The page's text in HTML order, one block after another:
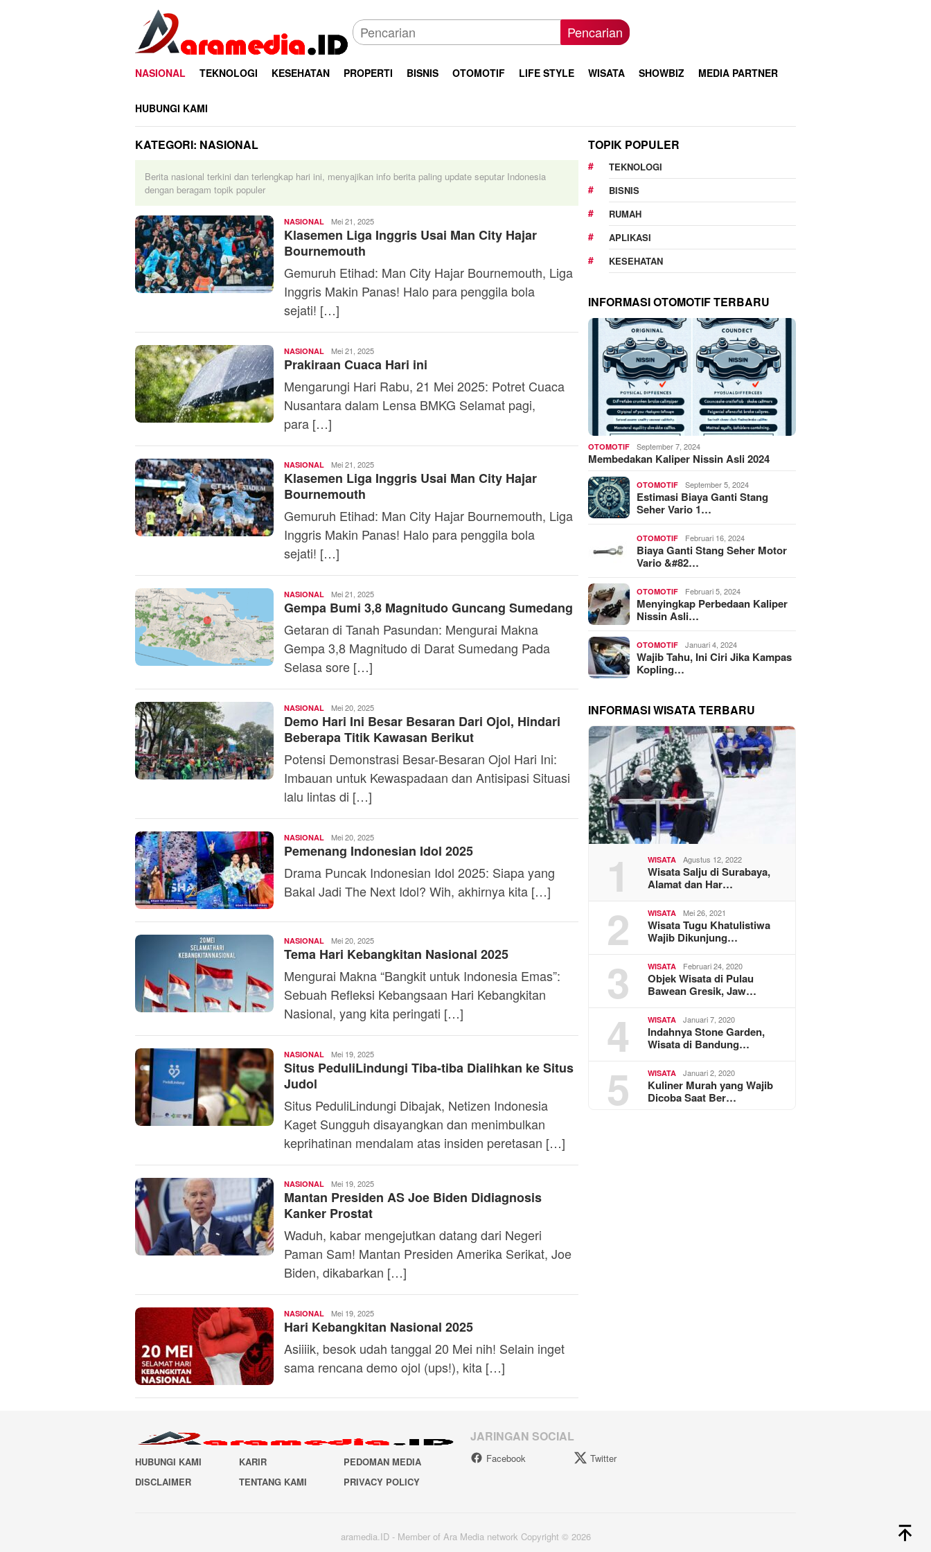
Pencarian
NASIONAL TEKNOLOGI KESEHATAN PROPERTI BISNIS OTOMOTIF LIFE STYLE WISATA SHOWBIZ MEDIA PARTNER
HUBUNGI KAMI
KATEGORI: NASIONAL
Berita nasional terkini dan terlengkap hari ini, menyajikan info berita paling update seputar Indonesia
dengan beragam topik populer
NASIONAL Firdhia
Azzahra
Mei 21, 2025
Klasemen Liga Inggris Usai Man City Hajar
Bournemouth
Gemuruh Etihad: Man City Hajar Bournemouth, Liga
Inggris Makin Panas! Halo para penggila bola
sejati! […]
NASIONAL Firdhia
Azzahra
Mei 21, 2025
Prakiraan Cuaca Hari ini
Mengarungi Hari Rabu, 21 Mei 2025: Potret Cuaca
Nusantara dalam Lensa BMKG Selamat pagi,
para […]
NASIONAL Firdhia
Azzahra
Mei 21, 2025
Klasemen Liga Inggris Usai Man City Hajar
Bournemouth
Gemuruh Etihad: Man City Hajar Bournemouth, Liga
Inggris Makin Panas! Halo para penggila bola
sejati! […]
NASIONAL Firdhia
Azzahra
Mei 21, 2025
Gempa Bumi 3,8 Magnitudo Guncang Sumedang
Getaran di Tanah Pasundan: Mengurai Makna
Gempa 3,8 Magnitudo di Darat Sumedang Pada
Selasa sore […]
NASIONAL Firdhia
Azzahra
Mei 20, 2025
Demo Hari Ini Besar Besaran Dari Ojol, Hindari
Beberapa Titik Kawasan Berikut
Potensi Demonstrasi Besar-Besaran Ojol Hari Ini:
Imbauan untuk Kewaspadaan dan Antisipasi Situasi
lalu lintas di […]
NASIONAL Firdhia
Azzahra
Mei 20, 2025
Pemenang Indonesian Idol 2025
Drama Puncak Indonesian Idol 2025: Siapa yang
Bakal Jadi The Next Idol? Wih, akhirnya kita […]
NASIONAL Firdhia
Azzahra
Mei 20, 2025
Tema Hari Kebangkitan Nasional 2025
Mengurai Makna “Bangkit untuk Indonesia Emas”:
Sebuah Refleksi Kebangsaan Hari Kebangkitan
Nasional, yang kita peringati […]
NASIONAL Firdhia
Azzahra
Mei 19, 2025
Situs PeduliLindungi Tiba-tiba Dialihkan ke Situs
Judol
Situs PeduliLindungi Dibajak, Netizen Indonesia
Kaget Sungguh disayangkan dan menimbulkan
keprihatinan mendalam atas insiden peretasan […]
NASIONAL Firdhia
Azzahra
Mei 19, 2025
Mantan Presiden AS Joe Biden Didiagnosis
Kanker Prostat
Waduh, kabar mengejutkan datang dari Negeri
Paman Sam! Mantan Presiden Amerika Serikat, Joe
Biden, dikabarkan […]
NASIONAL Firdhia
Azzahra
Mei 19, 2025
Hari Kebangkitan Nasional 2025
Asiiiik, besok udah tanggal 20 Mei nih! Selain inget
sama rencana demo ojol (ups!), kita […]
TOPIK POPULER
TEKNOLOGI
BISNIS
RUMAH
APLIKASI
KESEHATAN
INFORMASI OTOMOTIF TERBARU
OTOMOTIF September 7, 2024
Membedakan Kaliper Nissin Asli 2024
OTOMOTIF September 5, 2024
Estimasi Biaya Ganti Stang
Seher Vario 1…
OTOMOTIF Februari 16, 2024
Biaya Ganti Stang Seher Motor
Vario &#82…
OTOMOTIF Februari 5, 2024
Menyingkap Perbedaan Kaliper
Nissin Asli…
OTOMOTIF Januari 4, 2024
Wajib Tahu, Ini Ciri Jika Kampas
Kopling…
INFORMASI WISATA TERBARU
1 WISATA Agustus 12, 2022
Wisata Salju di Surabaya,
Alamat dan Har…
2 WISATA Mei 26, 2021
Wisata Tugu Khatulistiwa
Wajib Dikunjung…
3 WISATA Februari 24, 2020
Objek Wisata di Pulau
Bawean Gresik, Jaw…
4 WISATA Januari 7, 2020
Indahnya Stone Garden,
Wisata di Bandung…
5 WISATA Januari 2, 2020
Kuliner Murah yang Wajib
Dicoba Saat Ber…
HUBUNGI KAMI KARIR
PEDOMAN MEDIA
DISCLAIMER
TENTANG KAMI PRIVACY POLICY
JARINGAN SOCIAL
Facebook Twitter
aramedia.ID - Member of Ara Media network Copyright © 2026